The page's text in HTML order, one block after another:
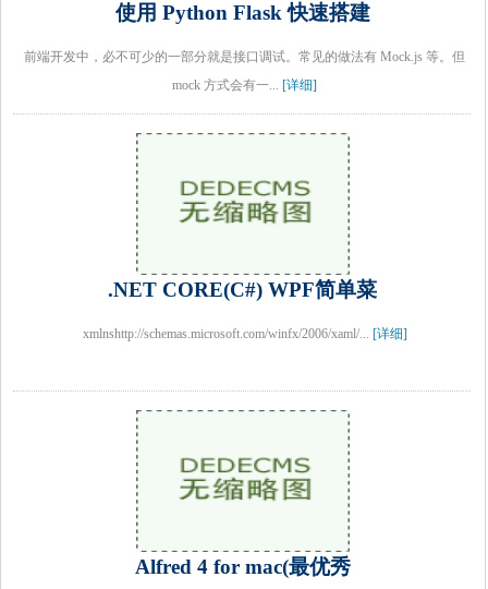
使用 Python Flask 快速搭建
前端开发中，必不可少的一部分就是接口调试。常见的做法有 Mock.js 等。但
mock 方式会有一... [详细]
.NET CORE(C#) WPF简单菜
xmlnshttp://schemas.microsoft.com/winfx/2006/xaml/... [详细]
Alfred 4 for mac(最优秀